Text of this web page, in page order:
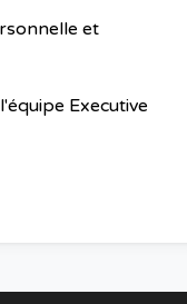
et
Executive